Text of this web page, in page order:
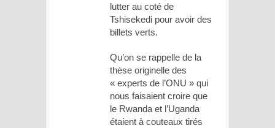
lutter au coté de
Tshisekedi pour avoir des
billets verts.
Qu’on se rappelle de la
thèse originelle des
« experts de l’ONU » qui
nous faisaient croire que
le Rwanda et l’Uganda
étaient à couteaux tirés